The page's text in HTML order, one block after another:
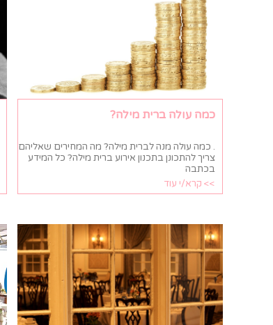
כמה עולה ברית מילה?
. כמה עולה מנה לברית מילה? מה המחירים שאליהם
צריך להתכונן בתכנון אירוע ברית מילה? כל המידע
בכתבה
>> קרא/י עוד